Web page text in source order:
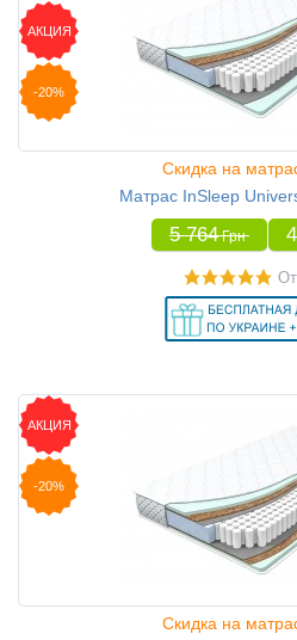
АКЦИЯ
-20%
Скидка на
Матрас InSleep
5 764 Грн
АКЦИЯ
-20%
Скидка на